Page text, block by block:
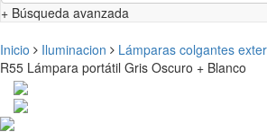
+ Búsqueda avanzada
Inicio Iluminacion Lámparas colgantes
R55 Lámpara portátil Gris Oscuro + Blanco